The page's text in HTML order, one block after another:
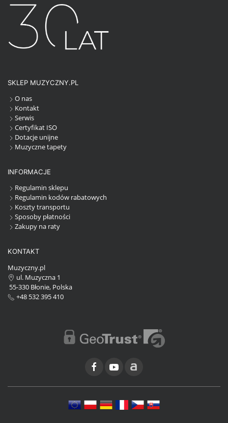
SKLEP MUZYCZNY.PL
O nas
Kontakt
Serwis
Certyfikat ISO
Dotacje unijne
Muzyczne tapety
INFORMACJE
Regulamin sklepu
Regulamin kodów rabatowych
Koszty transportu
Sposoby płatności
Zakupy na raty
KONTAKT
Muzyczny.pl
ul. Muzyczna 1
55-330 Błonie, Polska
+48 532 395 410